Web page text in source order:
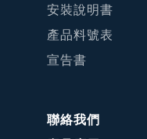
安裝說明書
產品料號表
宣告書
聯絡我們